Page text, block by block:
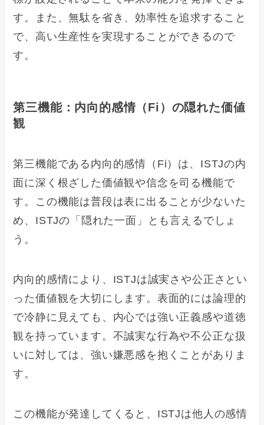
す。また、無駄を省き、効率性を追求すること
で、高い生産性を実現することができるので
す。
第三機能：内向的感情（Fi）の隠れた価値
観
第三機能である内向的感情（Fi）は、ISTJの内
面に深く根ざした価値観や信念を司る機能で
す。この機能は普段は表に出ることが少ないた
め、ISTJの「隠れた一面」とも言えるでしょ
う。
内向的感情により、ISTJは誠実さや公正さとい
った価値観を大切にします。表面的には論理的
で冷静に見えても、内心では強い正義感や道徳
観を持っています。不誠実な行為や不公正な扱
いに対しては、強い嫌悪感を抱くことがありま
す。
この機能が発達してくると、ISTJは他人の感情